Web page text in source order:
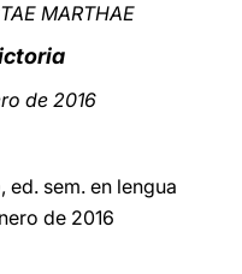
LATINE
MARTHAE
de 2016
, ed. sem. en lengua
de 2016